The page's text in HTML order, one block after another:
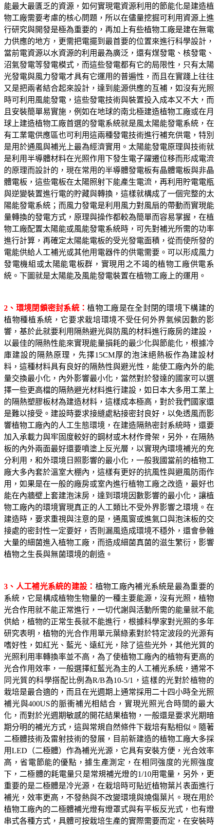
能最大最匱乏的資源，如何實現電資源利用的節能化是建造植
物工廠需要考慮的核心問題，所以在儘量挖掘可利用資源上進
行研究與開發是極為重要的，再加上有些植物工廠是建在無電
力供應的地方，更需把電擺到最首要的位置來進行科學設計，
當前電資源以水資源的利用最為廣泛，還有煤發電、核發電、
沼氣發電等發電模式，而這些發電都有它的局限性，只有太陽
光發電與風力發電才具有它運用的普遍性，而且在實踐上往往
又是把兩者結合起來設計，達到能源供應的互補，如沒有光照
時可利用風能發電，這些發電技術與裝置投入成本又不大，而
且安裝簡單易實施，例如在地球的南北極建造植物工廠或在月
球上建造植物工廠首選的發電系統就是風太陽能發電系統，在
有工業電供應區也可利用這兩種發電技術進行補充供電，特別
是用於通風與補光上最為經濟實用。太陽能發電原理與技術就
是利用半導體材料在光照作用下發生電子躍遷位移而形成電流
的原理而設計的，現在常用的半導體發電板有晶體電板與非晶
體電板，這些電板在太陽照射下能產生電流，再利用貯電電瓶
與逆變裝置進行電的貯藏與轉換，這樣就構成了一個完整的太
陽能發電系統；而風力發電是利用風力對風扇的帶動而實現能
量轉換的發電方式，原理與操作都較為簡單而容易掌握，在植
物工廠配置太陽能或風能發電系統時，可先對補光所需的功率
進行計算，再確定太陽能電板的受光發電面積，從而使所發的
電能供給人工補光或其他用電器件的供電需要。可以形成風力
發電機組或太陽能電板群，實現用之不竭的植物工廠供電系
統。下圖就是太陽能及風能發電裝置在植物工廠上的運用。
2 、環境閉鎖密封系統：植物工廠是在全封閉的環境下構建的
植物種植系統，它要求栽培環境不受任何外界氣候因數的影
響，基於此就要利用隔熱避光與防風的材料進行廠房的建設，
以最佳的隔熱性能來實現能量損耗的最少化與節能化，根據冷
庫建設的隔熱原理，先擇15CM厚的泡沫絕熱板作為建設材
料，這種材料具有良好的隔熱性與避光性，能使工廠內外的能
量交換最小化，內外影響最小化，當然對於發達的國家可以選
擇一些更高檔的隔熱避光材料進行建設，如日本大多用工業上
的隔熱塑膠板材為建造材料，這樣成本極高，對於我們國家還
是難以接受。建設時要求接縫處粘接密封良好，以免透風而影
響植物工廠內的人工生態環境，在建造隔熱密封系統時，還要
加入承載力與牢固度較好的鋼材或木材作骨架，另外，在隔熱
板的內外兩面最好還要噴塗上反光層，以實現內環境補光的充
分利用，和外環境日照影響的最小化，一般我國當前的植物工
廠大多內套於溫室大棚內，這樣有更好的抗風性與避風防雨作
用，如果是在一般的廠房或室內進行植物工廠之改造，最好也
能在內牆壁上套建泡沫房，達到環境因數影響的最小化，讓植
物工廠內的環境實現真正的人工類比不受外界影響之環境。在
建造時，要求重視與注意的是，通風窗或進氣口與泡沫板的交
接處的密封性一定要好，否則漏風造成環境不穩外，還會參雜
大量的細菌進入植物工廠，而造成細菌真菌的滋生繁衍，影響
植物之生長與無菌環境的創造。
3 、人工補光系統的建設： 植物工廠內補光系統是最為重要的
系統，它是構成植物生物量的一種主要能源，沒有光照，植物
光合作用就不能正常進行，一切代謝與活動所需的能量就不能
供給，植物的正常生長就不能進行，根據科學家對光照的多年
研究表明，植物的光合作用單元葉綠素對於特定波段的光源有
嗜好性，如紅光、藍光、遠紅光，除了這些光外，其他光質的
光照利用率轉換率並不高，為了使植物工廠內的植物有更高的
光合作用效率，一般選擇紅藍光為主的人工補光系統，通常不
同光質的科學搭配比例為R/B為10-5/1 ，這樣的光對於植物的
栽培是最合適的，而且在光週期上通常採用二十四小時全光照
補光與400US的脈衝補光相結合，實現光照光合時間的最大
化，而對於光週期敏感的開花結果植物，一般還是要求光期暗
期分明的補光方式，這與常規自然條件下栽培有點相似。隨著
二極體技術及雷射技術的發展，目前新建造的植物工廠大多採
用LED （二極體）作為補光光源，它具有安裝方便，光合效率
高，省電節能的優點，據生產測定，在相同強度的光照強度
下，二極體的耗電量只是常規補光燈的1/10用電量，另外，更
重要的是二極體是冷光源，在栽培時可貼近植物葉片表面進行
補光，效率更高，不發熱與不改變環境與燒傷葉片。現在用於
植物工廠內的二極體補光燈有燈罩式與有平板反光式，也有燈
串式各種方式，具體可按栽培生產的實際需要而定，在安裝時